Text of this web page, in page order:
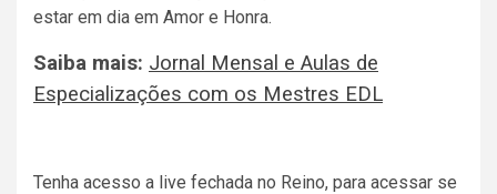
estar em dia em Amor e Honra.
Saiba mais: Jornal Mensal e Aulas de
Especializações com os Mestres EDL
Tenha acesso a live fechada no Reino, para acessar se